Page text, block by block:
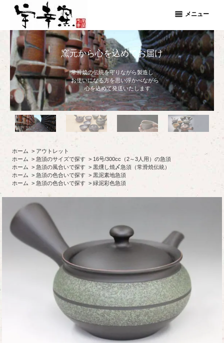
メニュー
窯元から心を込めてお届け
常滑焼の伝統を守りながら製造し
お使いになる方を思い浮かべながら
心を込めて発送いたします
ホーム > アウトレット
ホーム >急須のサイズで探す > 16号/300cc（2～3人用）の急須
ホーム >急須の風合いで探す >黒燻し焼〆急須（常滑焼伝統）
ホーム >急須の色合いで探す >黒泥素地急須
ホーム >急須の色合いで探す >緑泥彩色急須